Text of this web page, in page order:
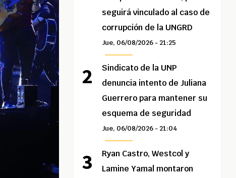
seguirá vinculado al caso de
corrupción de la UNGRD
Jue, 06/08/2026 - 21:25
Sindicato de la UNP
denuncia intento de Juliana
Guerrero para mantener su
esquema de seguridad
Jue, 06/08/2026 - 21:04
Ryan Castro, Westcol y
Lamine Yamal montaron